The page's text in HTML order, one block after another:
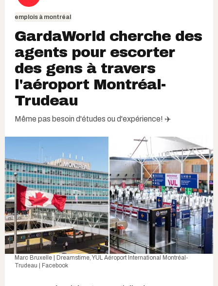
emplois à montréal
GardaWorld cherche des
agents pour escorter
des gens à travers
l'aéroport Montréal-
Trudeau
Même pas besoin d'études ou d'expérience! ✈️
Marc Bruxelle | Dreamstime, YUL Aéroport International Montréal-
Trudeau | Facebook